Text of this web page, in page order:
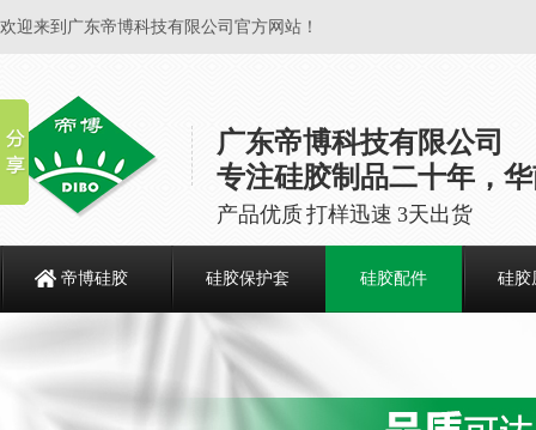
欢迎来到广东帝博科技有限公司官方网站！
广东帝博科技有限公司
专注硅胶制品二十年，
产品优质 打样迅速 3天出货
帝博硅胶 硅胶保护套 硅胶配件 硅胶